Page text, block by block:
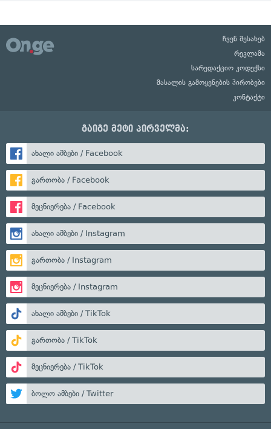
ჩვენ შესახებ
რეკლამა
სარედაქციო კოდექსი
მასალის გამოყენების პირობები
კონტაქტი
გაიგე მეტი პირველმა:
ახალი ამბები / Facebook
გართობა / Facebook
მეცნიერება / Facebook
ახალი ამბები / Instagram
გართობა / Instagram
მეცნიერება / Instagram
ახალი ამბები / TikTok
გართობა / TikTok
მეცნიერება / TikTok
ბოლო ამბები / Twitter